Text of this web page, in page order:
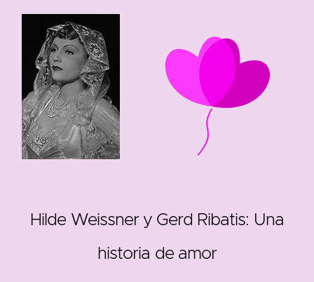
Hilde Weissner y Gerd Ribatis: Una
historia de amor
1
117 edad